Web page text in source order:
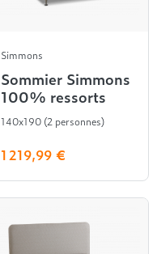
Simmons
Sommier Simmons
100% ressorts
140x190 (2 personnes)
1 219,99 €